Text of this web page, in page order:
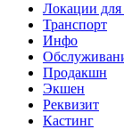
Локации для
Транспорт
Инфо
Продакшн
Экшен
Реквизит
Кастинг